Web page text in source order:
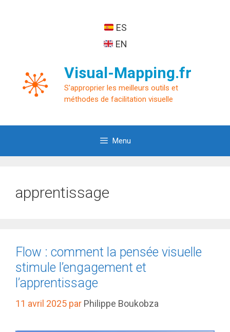
ES
EN
Visual-Mapping.fr
S'approprier les meilleurs outils et
méthodes de facilitation visuelle
Menu
apprentissage
Flow : comment la pensée visuelle
stimule l’engagement et
l’apprentissage
11 avril 2025 par Philippe Boukobza